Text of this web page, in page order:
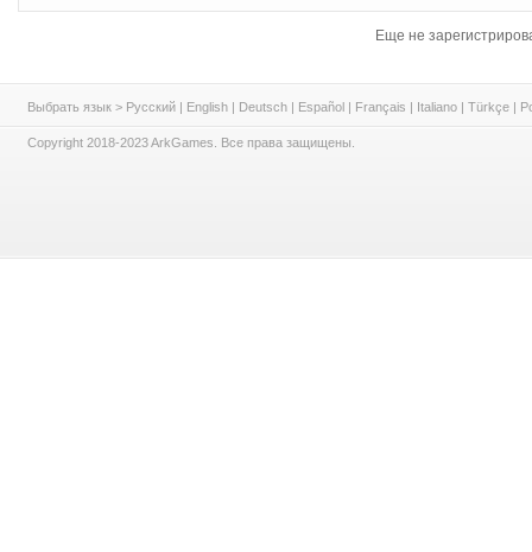
Еще не
Выбрать язык > Русский | English | Deutsch | Español | Français | Italiano | Türkçe |
Copyright 2018-2023 ArkGames. Все права защищены.